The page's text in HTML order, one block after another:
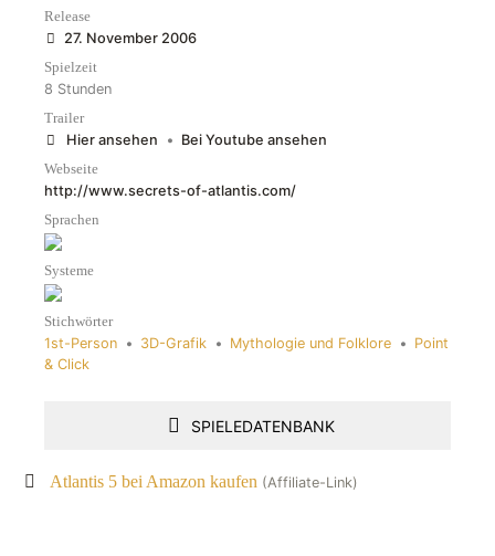
Release
27. November 2006
Spielzeit
8 Stunden
Trailer
Hier ansehen • Bei Youtube ansehen
Webseite
http://www.secrets-of-atlantis.com/
Sprachen
Systeme
Stichwörter
1st-Person • 3D-Grafik • Mythologie und Folklore • Point
& Click
SPIELEDATENBANK
Atlantis 5 bei Amazon kaufen (Affiliate-Link)